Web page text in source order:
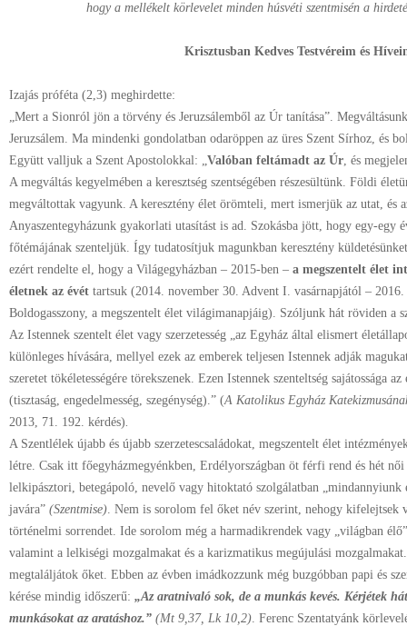
hogy a mellékelt körlevelet minden húsvéti szentmisén a
Krisztusban Kedves Testvéreim és
Izajás próféta (2,3) meghirdette:
„Mert a Sionról jön a törvény és Jeruzsálemből az Úr tanítása”.
Jeruzsálem. Ma mindenki gondolatban odaröppen az üres Szent Sírhoz, és
Együtt valljuk a Szent Apostolokkal: „Valóban feltámadt az Úr, és
A megváltás kegyelmében a keresztség szentségében részesültünk. Földi
megváltottak vagyunk. A keresztény élet örömteli, mert ismerjük az utat, és
Anyaszentegyházunk gyakorlati utasítást is ad. Szokásba jött, hogy egy-egy
főtémájának szenteljük. Így tudatosítjuk magunkban keresztény
ezért rendelte el, hogy a Világegyházban – 2015-ben – a megszentelt élet
életnek az évét tartsuk (2014. november 30. Advent I. vasárnapjától –
Boldogasszony, a megszentelt élet világimanapjáig). Szóljunk hát röviden a
Az Istennek szentelt élet vagy szerzetesség „az Egyház által elismert
különleges hívására, mellyel ezek az emberek teljesen Istennek adják
szeretet tökéletességére törekszenek. Ezen Istennek szenteltség sajátossága
(tisztaság, engedelmesség, szegénység).” (A Katolikus Egyház
2013, 71. 192. kérdés).
A Szentlélek újabb és újabb szerzetescsaládokat, megszentelt élet
létre. Csak itt főegyházmegyénkben, Erdélyországban öt férfi rend és hét
lelkipásztori, betegápoló, nevelő vagy hitoktató szolgálatban „mindannyiunk
javára” (Szentmise). Nem is sorolom fel őket név szerint, nehogy kifelejtsek
történelmi sorrendet. Ide sorolom még a harmadikrendek vagy „világban
valamint a lelkiségi mozgalmakat és a karizmatikus megújulási
megtaláljátok őket. Ebben az évben imádkozzunk még buzgóbban papi és
kérése mindig időszerű: „Az aratnivaló sok, de a munkás kevés. Kérjétek
munkásokat az aratáshoz.” (Mt 9,37, Lk 10,2). Ferenc Szentatyánk